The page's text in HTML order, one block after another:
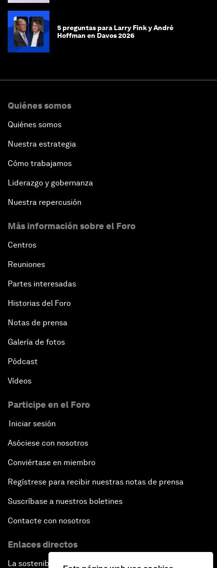
5 preguntas para Larry Fink y André
Hoffman en Davos 2026
Quiénes somos
Quiénes somos
Nuestra estrategia
Cómo trabajamos
Liderazgo y gobernanza
Nuestra repercusión
Más información sobre el Foro
Centros
Reuniones
Partes interesadas
Historias del Foro
Notas de prensa
Galería de fotos
Pódcast
Vídeos
Participe en el Foro
Iniciar sesión
Asóciese con nosotros
Conviértase en miembro
Regístrese para recibir nuestras notas de prensa
Suscríbase a nuestros boletines
Contacte con nosotros
Enlaces directos
La sostenibilidad en el Foro